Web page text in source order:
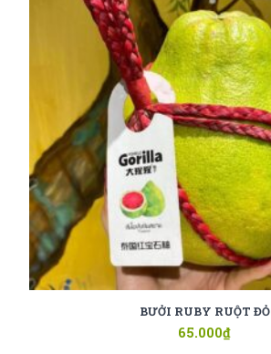
BƯỞI RUBY RUỘT ĐỎ
65.000₫